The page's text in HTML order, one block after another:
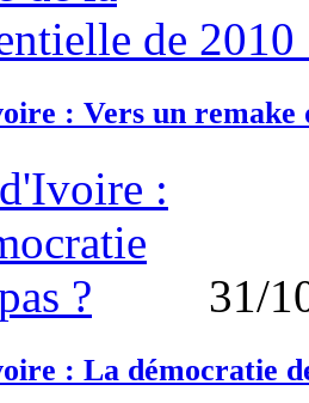
: Vers un remake
31/
: La démocratie